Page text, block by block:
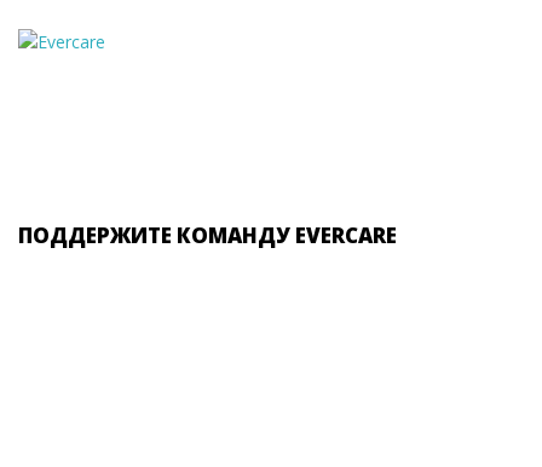
ПОДДЕРЖИТЕ КОМАНДУ EVERCARE